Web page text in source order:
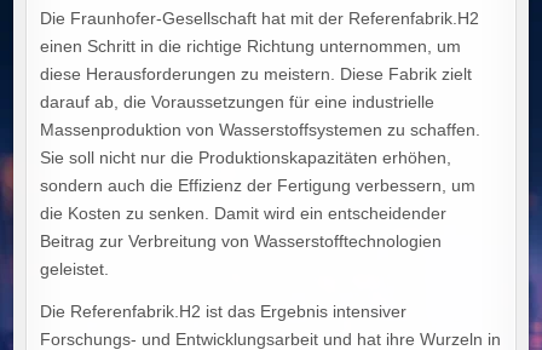
Die Fraunhofer-Gesellschaft hat mit der Referenfabrik.H2
einen Schritt in die richtige Richtung unternommen, um
diese Herausforderungen zu meistern. Diese Fabrik zielt
darauf ab, die Voraussetzungen für eine industrielle
Massenproduktion von Wasserstoffsystemen zu schaffen.
Sie soll nicht nur die Produktionskapazitäten erhöhen,
sondern auch die Effizienz der Fertigung verbessern, um
die Kosten zu senken. Damit wird ein entscheidender
Beitrag zur Verbreitung von Wasserstofftechnologien
geleistet.
Die Referenfabrik.H2 ist das Ergebnis intensiver
Forschungs- und Entwicklungsarbeit und hat ihre Wurzeln in